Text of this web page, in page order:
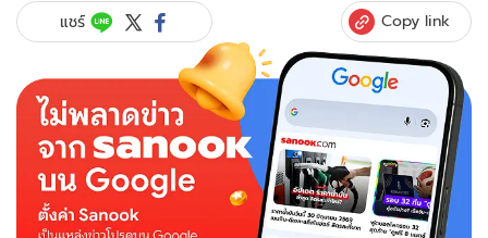
ประกาศ
ขาย
คัน
รวด
ราคา
รวม
แชร์ Copy link